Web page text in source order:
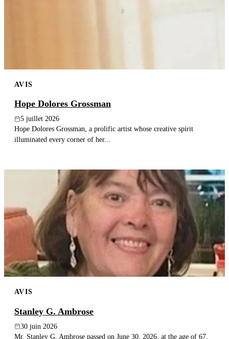
AVIS
Hope Dolores Grossman
5 juillet 2026
Hope Dolores Grossman, a prolific artist whose creative spirit
illuminated every corner of her...
AVIS
Stanley G. Ambrose
30 juin 2026
Mr. Stanley G. Ambrose passed on June 30, 2026, at the age of 67.